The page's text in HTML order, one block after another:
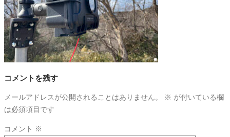
コメントを残す
メールアドレスが公開されることはありません。 ※ が付いている欄
は必須項目です
コメント ※